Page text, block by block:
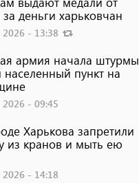
за деньги харьковчан
2026 - 13:38
армия начала штурмы
пункт на
2026 - 09:45
Харькова запретили
из кранов и мыть ею
2026 - 14:18